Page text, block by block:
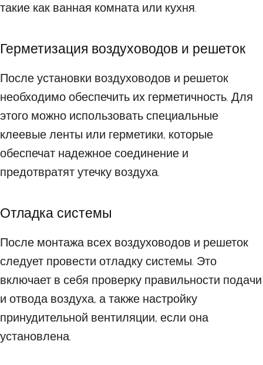
такие как ванная комната или кухня.
Герметизация воздуховодов и решеток
После установки воздуховодов и решеток
необходимо обеспечить их герметичность. Для
этого можно использовать специальные
клеевые ленты или герметики, которые
обеспечат надежное соединение и
предотвратят утечку воздуха.
Отладка системы
После монтажа всех воздуховодов и решеток
следует провести отладку системы. Это
включает в себя проверку правильности подачи
и отвода воздуха, а также настройку
принудительной вентиляции, если она
установлена.